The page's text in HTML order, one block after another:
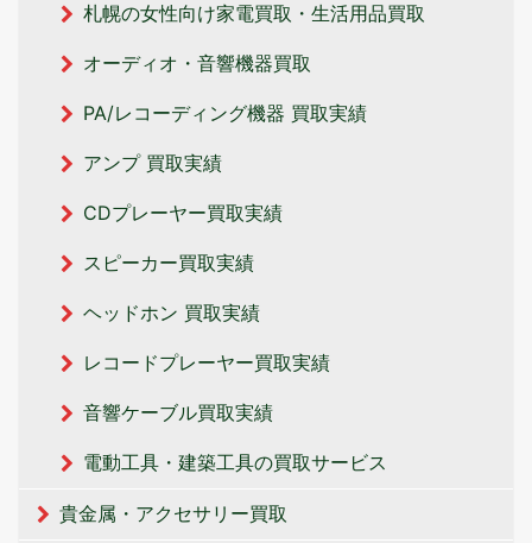
札幌の女性向け家電買取・生活用品買取
オーディオ・音響機器買取
PA/レコーディング機器 買取実績
アンプ 買取実績
CDプレーヤー買取実績
スピーカー買取実績
ヘッドホン 買取実績
レコードプレーヤー買取実績
音響ケーブル買取実績
電動工具・建築工具の買取サービス
貴金属・アクセサリー買取